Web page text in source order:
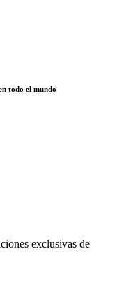
todo el mundo
exclusivas de